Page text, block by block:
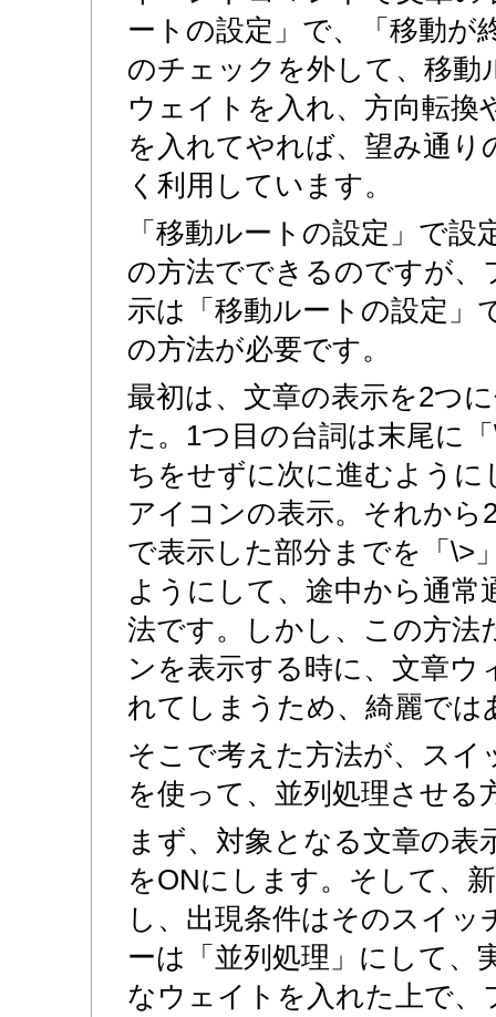
ートの設定」で、「移動が
のチェックを外して、移動
ウェイトを入れ、方向転換
を入れてやれば、望み通り
く利用しています。
「移動ルートの設定」で
の方法でできるのですが
示は「移動ルートの設定」
の方法が必要です。
最初は、文章の表示を2つ
た。1つ目の台詞は末尾に
ちをせずに次に進むよう
アイコンの表示。それから
で表示した部分までを「\>
ようにして、途中から通常
法です。しかし、この方法
ンを表示する時に、文章ウ
れてしまうため、綺麗では
そこで考えた方法が、スイ
を使って、並列処理させる
まず、対象となる文章の表
をONにします。そして、
し、出現条件はそのスイッ
ーは「並列処理」にして、
なウェイトを入れた上で